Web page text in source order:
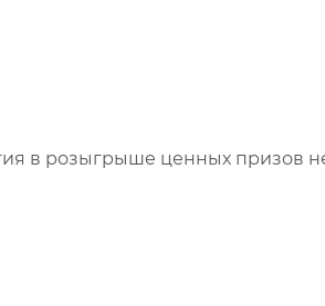
в розыгрыше ценных призов